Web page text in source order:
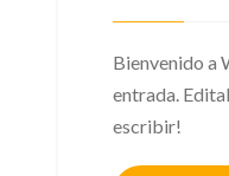
Bienvenido a
entrada.
escribir!